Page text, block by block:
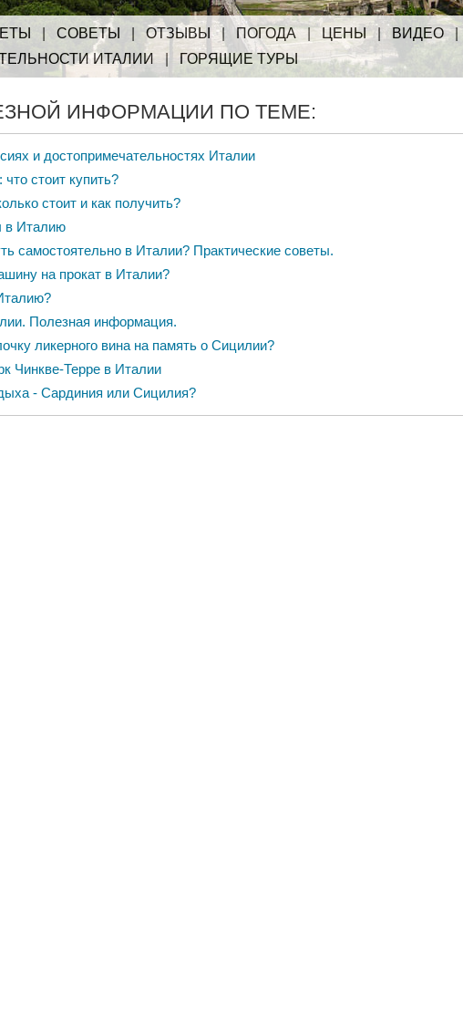
СОВЕТЫ ОТЗЫВЫ | ПОГОДА | ЦЕНЫ| ВИДЕО|
ИТАЛИИ
ГОРЯЩИЕ ТУРЫ
ИНФОРМАЦИИ ПО ТЕМЕ:
и достопримечательностях Италии
стоит купить?
стоит и как получить?
в Италию
самостоятельно в Италии? Практические советы.
на прокат в Италии?
Полезная информация.
ликерного вина на память о Сицилии?
Чинкве-Терре в Италии
- Сардиния или Сицилия?